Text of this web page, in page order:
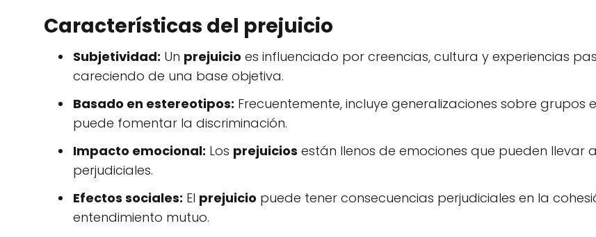
Características del prejuicio
Subjetividad: Un prejuicio es influenciado por creencias, cultura y experiencias
careciendo de una base objetiva.
Basado en estereotipos: Frecuentemente, incluye generalizaciones sobre grupos
puede fomentar la discriminación.
Impacto emocional: Los prejuicios están llenos de emociones que pueden llevar
perjudiciales.
Efectos sociales: El prejuicio puede tener consecuencias perjudiciales en la
entendimiento mutuo.